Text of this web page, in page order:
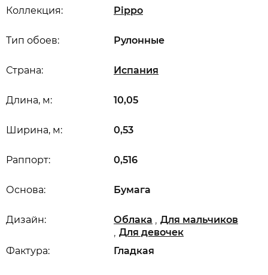
Коллекция: Pippo
Длина, м: 10,05
Ширина, м: 0,53
Раппорт: 0,516
Дизайн: Облака , Для мальчиков
, Для девочек
Основа: Бумага
Страна: Испания
Тип обоев: Рулонные
Фактура: Гладкая